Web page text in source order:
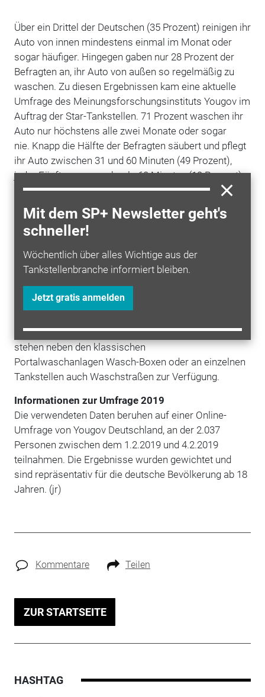
Mit dem SP+ Newsletter geht's
schneller!
Wöchentlich über alles Wichtige aus der
Tankstellenbranche informiert bleiben.
Jetzt gratis anmelden
Über ein Drittel der Deutschen (35 Prozent) reinigen ihr
Auto von innen mindestens einmal im Monat oder
sogar häufiger. Hingegen gaben nur 28 Prozent der
Befragten an, ihr Auto von außen so regelmäßig zu
waschen. Zu diesen Ergebnissen kam eine aktuelle
Umfrage des Meinungsforschungsinstituts Yougov im
Auftrag der Star-Tankstellen. 71 Prozent waschen ihr
Auto nur höchstens alle zwei Monate oder sogar
nie. Knapp die Hälfte der Befragten säubert und pflegt
ihr Auto zwischen 31 und 60 Minuten (49 Prozent),
jeder Fünfte sogar mehr als 60 Minuten (19 Prozent).
Deutschland in diesen
Bereich und bietet – im Verhältnis zur
Tankstellenanzahl – das größte
heißt es in einer Pressemitteilung. Das erste
frühlingshafte Februar-Wochenende in diesem Jahr
gehe als das stärkste Autowasch-Wochenende in die
bisherige Firmengeschichte ein. Die Star-Tankstellen
ressourcenschonenderTechnik. Je nach Standort
stehen neben den klassischen
Portalwaschanlagen Wasch-Boxen oder an einzelnen
Tankstellen auch Waschstraßen zur Verfügung.
Informationen zur Umfrage 2019
Die verwendeten Daten beruhen auf einer Online-
Umfrage von Yougov Deutschland, an der 2.037
Personen zwischen dem 1.2.2019 und 4.2.2019
teilnahmen. Die Ergebnisse wurden gewichtet und
sind repräsentativ für die deutsche Bevölkerung ab 18
Jahren. (jr)
Kommentare Teilen
ZUR STARTSEITE
HASHTAG